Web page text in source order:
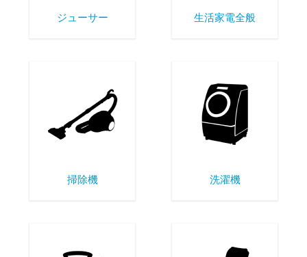
ジューサー 生活家電全般
掃除機 洗濯機